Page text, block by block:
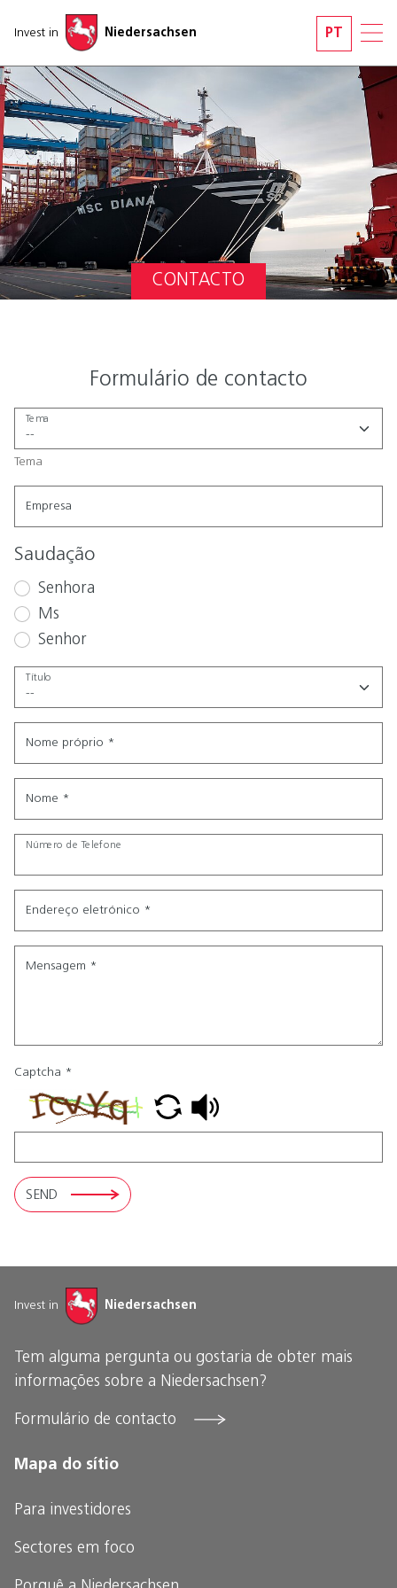
Saltar navegação
Invest in Niedersachsen PT
CONTACTO
Formulário de contacto
Tema
Tema
Empresa
Saudação
Senhora
Ms
Senhor
Título
Nome próprio *
Nome *
Número de Telefone
Endereço eletrónico *
Mensagem *
Captcha *
SEND
Invest in Niedersachsen
Tem alguma pergunta ou gostaria de obter mais
informações sobre a Niedersachsen?
Formulário de contacto
Mapa do sítio
Para investidores
Sectores em foco